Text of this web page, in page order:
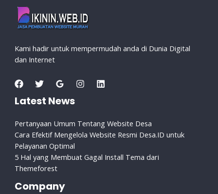
Kami hadir untuk mempermudah anda di Dunia Digital
dan Internet
Latest News
Pertanyaan Umum Tentang Website Desa
Cara Efektif Mengelola Website Resmi Desa.ID untuk
Pelayanan Optimal
5 Hal yang Membuat Gagal Install Tema dari
Themeforest
Company